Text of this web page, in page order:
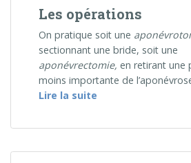
Les opérations
On pratique soit une
sectionnant une bride, soit une
aponévrectomie, en retirant une
moins importante de
Lire la suite